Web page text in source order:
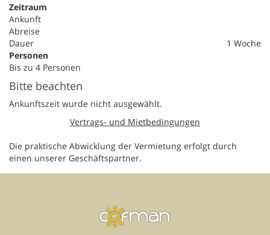
Zeitraum
Ankunft
Abreise
Dauer
1 Woche
Personen
Bis zu 4 Personen
Bitte beachten
Ankunftszeit wurde nicht ausgewählt.
Vertrags- und Mietbedingungen
Die praktische Abwicklung der Vermietung erfolgt durch
einen unserer Geschäftspartner.